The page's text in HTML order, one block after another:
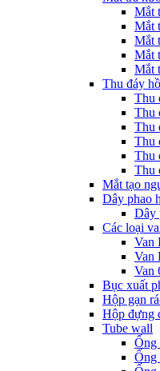
Mắt
Mắt
Mắt
Mắt
Mắt
Thu đáy
Thu
Thu
Thu
Thu
Thu
Thu
Mắt tạo
Dây phao
Dây
Các loại
Van
Van
Van
Bục xuất
Hộp gạn
Hộp đựng
Tube wall
Ống
Ống